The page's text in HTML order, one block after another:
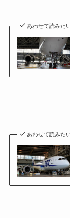
あわせて読みた
あわせて読みた